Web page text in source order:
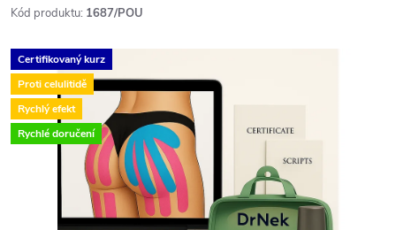
Kód produktu: 1687/POU
Certifikovaný kurz
Proti celulitidě
Rychlý efekt
Rychlé doručení